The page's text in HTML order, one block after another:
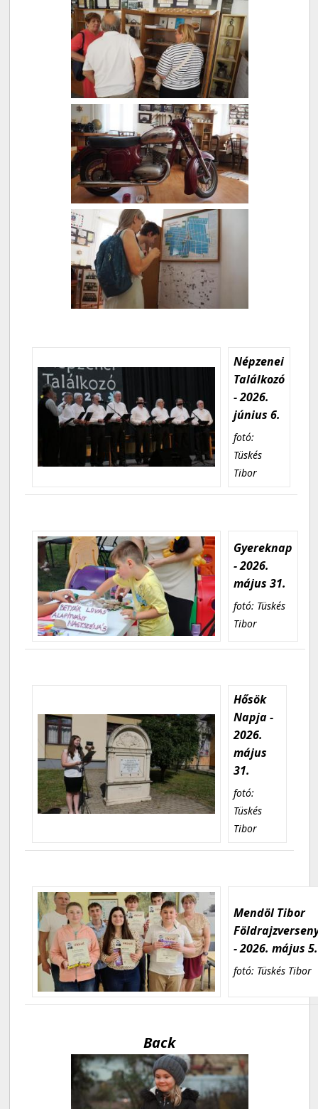
Népzenei
Találkozó
- 2026.
június 6.
fotó:
Tüskés
Tibor
Gyereknap
- 2026.
május 31.
fotó: Tüskés
Tibor
Hősök
Napja -
2026.
május
31.
fotó:
Tüskés
Tibor
Mendöl Tibor
- 2026. május 5.
fotó: Tüskés Tibor
Back